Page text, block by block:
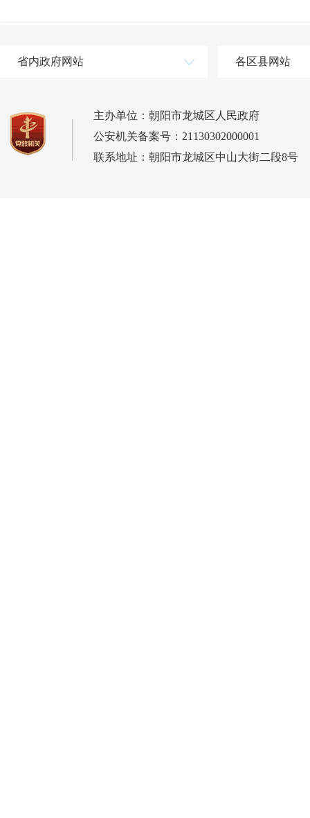
省内政府网站 各区县网站
主办单位：朝阳市龙城区人民政府
公安机关备案号：21130302000001
联系地址：朝阳市龙城区中山大街二段8号